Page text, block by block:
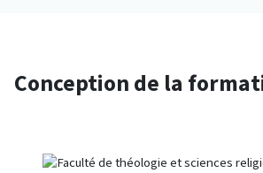
Conception de la